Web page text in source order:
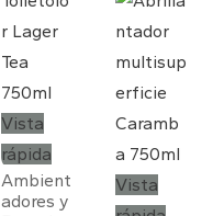
Vista
rápida
Ambient
adores y
Vista